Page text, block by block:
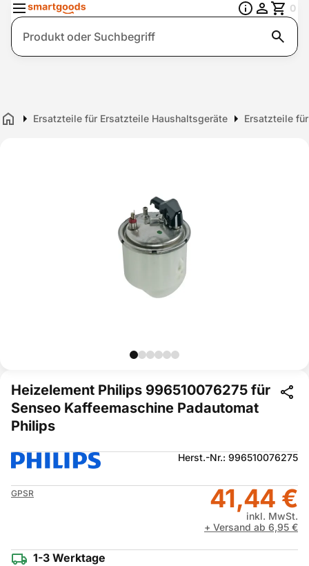
Suche
0
Home Ersatzteile für Ersatzteile Haushaltsgeräte Ersatzteile
Heizelement Philips 996510076275 für
Senseo Kaffeemaschine Padautomat
Philips
Herst.-Nr.: 996510076275
GPSR 41,44 €
inkl. MwSt.
+ Versand ab 6,95 €
1-3 Werktage